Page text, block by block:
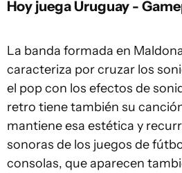
Hoy juega Uruguay -
La banda formada en
caracteriza por cruzar los
el pop con los efectos de
retro tiene también su
mantiene esa estética y
sonoras de los juegos de
consolas, que aparecen